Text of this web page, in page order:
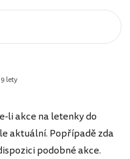
lety
li akce na letenky do
aktuální. Popřípadě zda
podobné akce.